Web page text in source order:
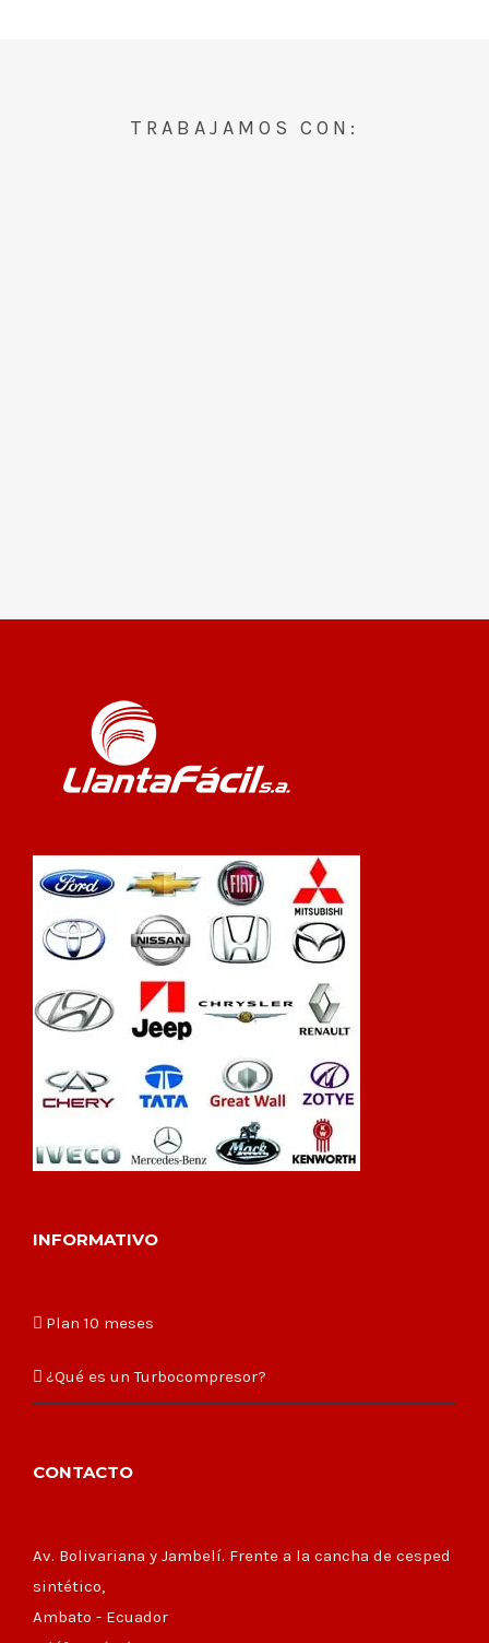
TRABAJAMOS CON:
INFORMATIVO
Plan 10 meses
¿Qué es un Turbocompresor?
CONTACTO
Av. Bolivariana y Jambelí. Frente a la cancha de cesped
sintético,
Ambato - Ecuador